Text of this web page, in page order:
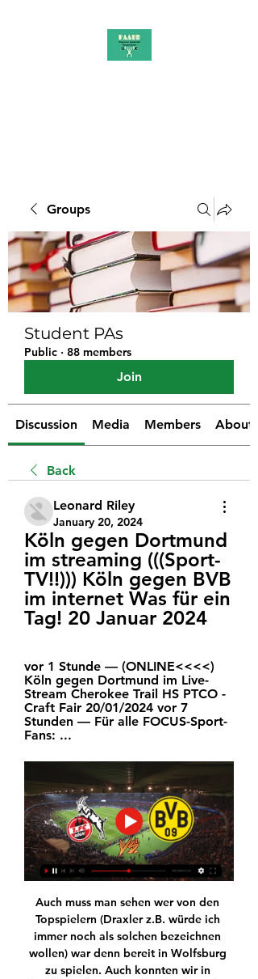
Groups
Student PAs
Public · 88 members
Join
Discussion Media Members About
Back
Leonard Riley
January 20, 2024
Köln gegen Dortmund
im streaming (((Sport-
TV!!))) Köln gegen BVB
im internet Was für ein
Tag! 20 Januar 2024
vor 1 Stunde — (ONLINE<<<<)
Köln gegen Dortmund im Live-
Stream Cherokee Trail HS PTCO -
Craft Fair 20/01/2024 vor 7
Stunden — Für alle FOCUS-Sport-
Fans: ...
Auch muss man sehen wer von den
Topspielern (Draxler z.B. würde ich
immer noch als solchen bezeichnen
wollen) war denn bereit in Wolfsburg
zu spielen. Auch konnten wir in